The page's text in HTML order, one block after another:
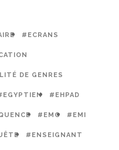
#ECRANS
DE GENRES
#EHPAD
#EMC #EMI
#ENSEIGNANT